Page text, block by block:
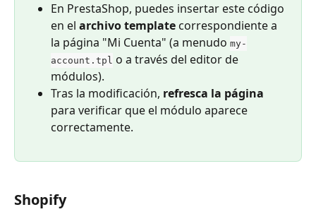
En PrestaShop, puedes insertar este código
en el archivo template correspondiente a
la página "Mi Cuenta" (a menudo my-
account.tpl o a través del editor de
módulos).
Tras la modificación, refresca la página
para verificar que el módulo aparece
correctamente.
Shopify